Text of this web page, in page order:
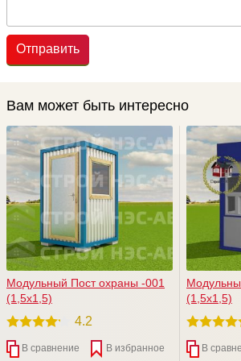
Отправить
Вам может быть интересно
Модульный Пост охраны -001
(1,5х1,5)
4.2
В сравнение В избранное
(1,5х1,5)
В